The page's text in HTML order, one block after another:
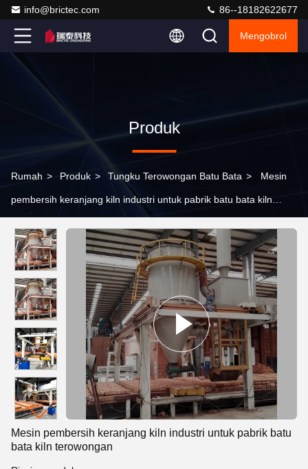
info@brictec.com 86--18182622677
Mengobrol
Produk
Rumah > Produk > Tungku Terowongan Batu Bata > Mesin
pembersih keranjang kiln industri untuk pabrik batu bata kiln
Mesin pembersih keranjang kiln industri untuk pabrik batu
bata kiln terowongan